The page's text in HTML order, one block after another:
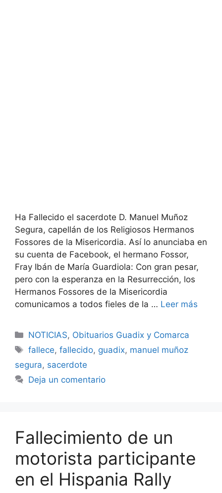
Ha Fallecido el sacerdote D. Manuel Muñoz
Segura, capellán de los Religiosos Hermanos
Fossores de la Misericordia. Así lo anunciaba en
su cuenta de Facebook, el hermano Fossor,
Fray Ibán de María Guardiola: Con gran pesar,
pero con la esperanza en la Resurrección, los
Hermanos Fossores de la Misericordia
comunicamos a todos fieles de la … Leer más
Categorías
NOTICIAS, Obituarios Guadix y Comarca
Etiquetas
fallece,fallecido, guadix, manuel muñoz
segura, sacerdote
Deja un comentario
Fallecimiento de un
motorista participante
en el Hispania Rally